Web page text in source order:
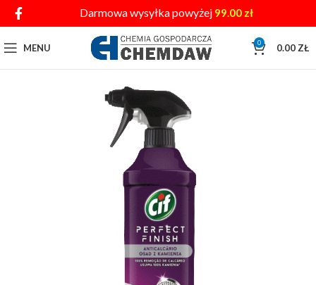
Darmowa wysyłka powyżej 99.00 zł
MENU 0 0.00 ZŁ